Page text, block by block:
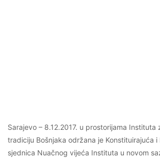
Sarajevo – 8.12.2017. u prostorijama Instituta
tradiciju Bošnjaka održana je Konstituirajuća i
sjednica Nuačnog vijeća Instituta u novom